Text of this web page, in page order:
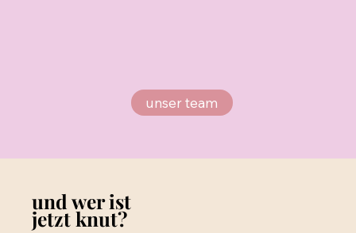
unser team
und wer ist
jetzt knut?